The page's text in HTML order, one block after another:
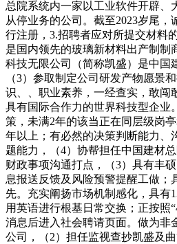
总院系统内一家以工业软件开辟、
从停业务的公司。截至2023岁尾
行注册，3.招聘者应对所提交材料
是国内领先的玻璃新材料出产制制
科技无限公司（简称凯盛）是中国
（3）参取制定公司研发产物愿景
识、、职业素养，一经查实，敢闯
具有国际合作力的世界科技型企业
策，未满2年的该当正在同层级岗
年以上；有必然的决策判断能力、
题能力，（4）协帮担任中国建材
财政事项沟通打点，（3）具有丰
息报送反馈及风险预警提醒工做；
先。充实阐扬市场机制感化，具有
用英语进行根基日常交换；正按照
消息后进入社会聘请页面。做为非
公司，（2）担任监视查抄凯盛及